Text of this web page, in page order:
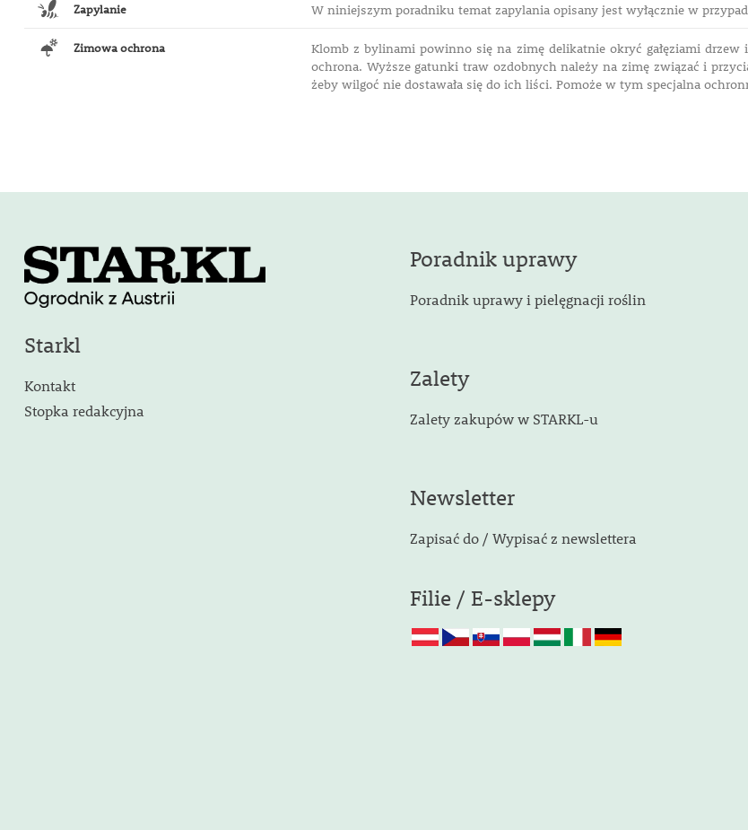
Zapylanie W niniejszym poradniku temat zapylania opisany jest wyłącznie w
Zimowa ochrona
Klomb z bylinami powinno się na zimę delikatnie okryć gałęziami
ochrona. Wyższe gatunki traw ozdobnych należy na zimę związać i
żeby wilgoć nie dostawała się do ich liści. Pomoże w tym specjalna
Starkl
Kontakt
Stopka redakcyjna
Poradnik uprawy
Poradnik uprawy i pielęgnacji roślin
Zalety
Zalety zakupów w STARKL-u
Newsletter
Zapisać do / Wypisać z newslettera
Filie / E-sklepy